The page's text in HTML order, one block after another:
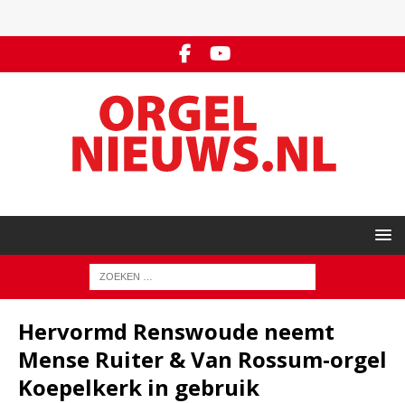
Hervormd Renswoude neemt
Mense Ruiter & Van Rossum-orgel
Koepelkerk in gebruik